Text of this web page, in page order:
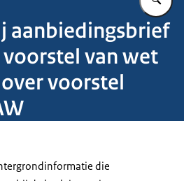
aanbiedingsbrief
van wet
voorstel
die